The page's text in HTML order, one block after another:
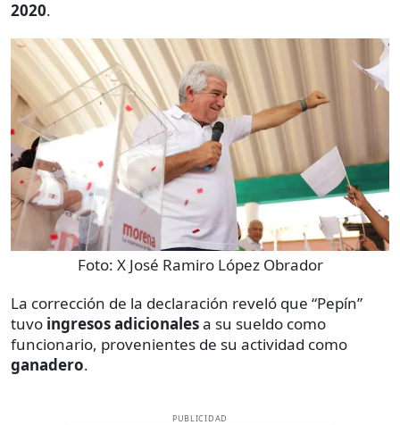
2020.
Foto: X José Ramiro López Obrador
La corrección de la declaración reveló que “Pepín”
tuvo ingresos adicionalesa su sueldo como
funcionario, provenientes de su actividad como
ganadero.
PUBLICIDAD